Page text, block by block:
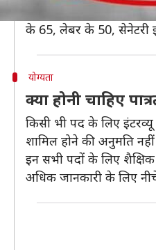
बता दें मालेगांव
के 65, लेबर के 50, सेनेटरी
योग्यता
क्या होनी चाहिए
किसी भी पद के लिए
शामिल होने की अनुमति नहीं
इन सभी पदों के लिए
अधिक जानकारी के लिए